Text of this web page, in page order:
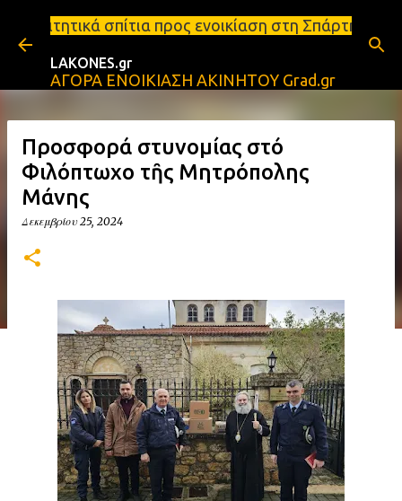
Μετάβαση στο κύριο περιεχόμενο
προς ενοικίαση στη Σπάρτη Ενοικιάσεις
LAKONES.gr
ΑΓΟΡΑ ΕΝΟΙΚΙΑΣΗ ΑΚΙΝΗΤΟΥ Grad.gr
Προσφορά Ἀστυνομίας στό
Φιλόπτωχο τῆς Μητρόπολης
Μάνης
Δεκεμβρίου 25, 2024